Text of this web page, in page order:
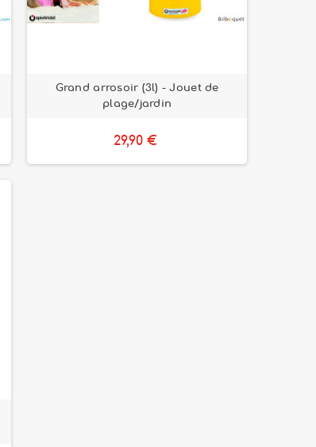
Grand arrosoir (3l) - Jouet de
plage/jardin
29,90 €